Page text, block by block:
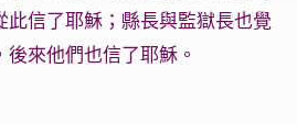
此信了耶穌；縣長與監獄長也覺
來他們也信了耶穌。